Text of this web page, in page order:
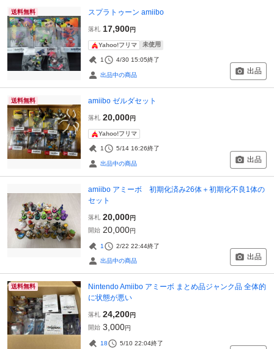
送料無料 スプラトゥーン amiibo
落札 17,900円
Yahoo!フリマ 未使用
1 4/30 15:05終了
出品中の商品 出品
送料無料 amiibo ゼルダセット
落札 20,000円
Yahoo!フリマ
1 5/14 16:26終了
出品中の商品 出品
amiibo アミーボ 初期化済み26体＋初期化不良1体の
セット
落札 20,000円
開始 20,000円
1 2/22 22:44終了
出品中の商品 出品
送料無料
Nintendo Amiibo アミーボ まとめ品ジャンク品 全体的
に状態が悪い
落札 24,200円
開始 3,000円
18 5/10 22:04終了